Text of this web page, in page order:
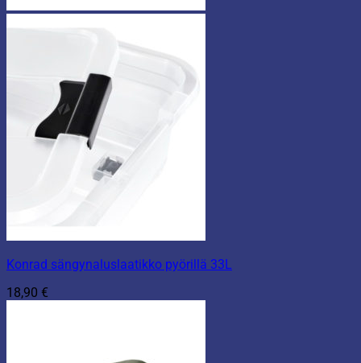
Konrad sängynaluslaatikko pyörillä 33L
18,90 €